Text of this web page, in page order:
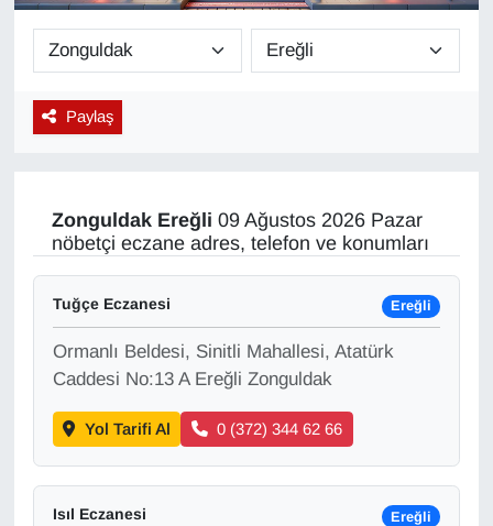
Paylaş
Zonguldak Ereğli 09 Ağustos 2026 Pazar
nöbetçi eczane adres, telefon ve konumları
Tuğçe Eczanesi Ereğli
Ormanlı Beldesi, Sinitli Mahallesi, Atatürk
Caddesi No:13 A Ereğli Zonguldak
Yol Tarifi Al 0 (372) 344 62 66
Isıl Eczanesi Ereğli
Diğer
DÜNYA
EKONOMİ
Eleman
Emlak
En çok konuşulanlar
GENEL
Güncel